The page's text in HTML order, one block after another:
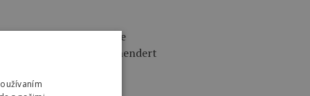
Jelle
Vanendert